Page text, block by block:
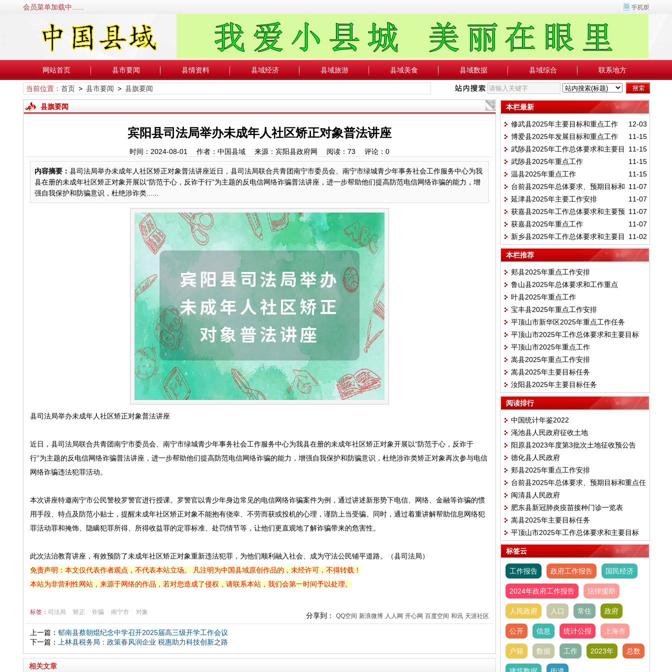
会员菜单加载中......
网站首页 县市要闻 县情资料 县域经济 县域旅游 县域美食 县域数据 县域综合 联系地方
当前位置： 首页> 县市要闻 > 县旗要闻
县旗要闻
宾阳县司法局举办未成年人社区矫正对象普法讲座
时间：2024-08-01 作者：中国县域 来源：宾阳县政府网 阅读： 73 评论： 0
内容摘要： 县司法局举办未成年人社区矫正对象普法讲座近日，县司法局联合共青团南宁市委员会、南宁市绿城青少年事务社会工作服务中心为我
县在册的未成年社区矫正对象开展以“防范于心，反诈于行”为主题的反电信网络诈骗普法讲座，进一步帮助他们提高防范电信网络诈骗的能力，增
强自我保护和防骗意识，杜绝涉诈类......
县司法局举办未成年人社区矫正对象普法讲座
近日，县司法局联合共青团南宁市委员会、南宁市绿城青少年事务社会工作服务中心为我县在册的未成年社区矫正对象开展以“防范于心，反诈于
行”为主题的反电信网络诈骗普法讲座，进一步帮助他们提高防范电信网络诈骗的能力，增强自我保护和防骗意识，杜绝涉诈类矫正对象再次参与电信
网络诈骗违法犯罪活动。
本次讲座特邀南宁市公民警校罗警官进行授课。罗警官以青少年身边常见的电信网络诈骗案件为例，通过讲述新形势下电信、网络、金融等诈骗的惯
用手段、特点及防范小贴士，提醒未成年社区矫正对象不能抱有侥幸、不劳而获或投机的心理，谨防上当受骗。同时，通过着重讲解帮助信息网络犯
罪活动罪和掩饰、隐瞒犯罪所得、所得收益罪的定罪标准、处罚情节等，让他们更直观地了解诈骗带来的危害性。
此次法治教育讲座，有效预防了未成年社区矫正对象重新违法犯罪，为他们顺利融入社会、成为守法公民铺平道路。（县司法局）
免责声明：本文仅代表作者观点，不代表本站立场。 凡注明为中国县域原创作品的，未经许可，不得转载！
本站为非营利性网站，来源于网络的作品，若对您造成了侵权，请联系本站，我们会第一时间予以处理。
标签： 司法局 矫正 诈骗 南宁市 对象 分享到： QQ空间 新浪微博 人人网 开心网 百度空间 和讯 天涯社区
上一篇： 郁南县蔡朝焜纪念中学召开2025届高三级开学工作会议
下一篇：
上林县税务局：政策春风润企业 税惠助力科技创新之路
相关文章
本栏最新
12-03
修武县2025年主要目标和重点工作
11-15
博爱县2025年发展目标和重点工作
11-15
武陟县2025年工作总体要求和主要目
标
11-15
武陟县2025年重点工作
11-15
温县2025年重点工作
11-07
台前县2025年总体要求、预期目标和
重点任务
11-07
延津县2025年主要工作安排
11-07
获嘉县2025年工作总体要求和主要预
期目标
11-07
获嘉县2025年重点工作
11-02
新乡县2025年工作总体要求和主要目
标
本栏推荐
郏县2025年重点工作安排
鲁山县2025年总体要求和工作重点
叶县2025年重点工作
宝丰县2025年重点工作安排
平顶山市新华区2025年重点工作任务
平顶山市2025年工作总体要求和主要目标
平顶山市2025年重点工作
嵩县2025年重点工作安排
嵩县2025年主要目标任务
汝阳县2025年主要目标任务
阅读排行
中国统计年鉴2022
渑池县人民政府征收土地
阳原县2023年度第3批次土地征收预公告
德化县人民政府
郏县2025年重点工作安排
台前县2025年总体要求、预期目标和重点任
务
闽清县人民政府
肥东县新冠肺炎疫苗接种门诊一览表
嵩县2025年主要目标任务
平顶山市2025年工作总体要求和主要目标
标签云
工作报告 政府工作报告 国民经济
2024年政府工作报告 法律援助
人民政府 人口 常住 政府
公开 信息 统计公报 上海市
户籍 数据 工作 2023年 总数